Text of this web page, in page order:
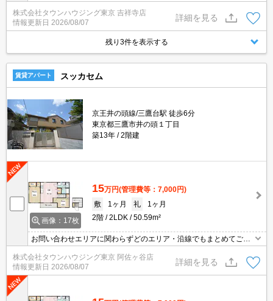
ます♪お気軽にお問合せください！お部屋探しはタウンハウジングま
で☆新着情報毎日更新☆
株式会社タウンハウジング東京 吉祥寺店
情報更新日 2026/08/07
詳細を見る
残り3件を表示する
賃貸アパート スッカセム
京王井の頭線/三鷹台駅 徒歩6分
東京都三鷹市井の頭１丁目
築13年
2階建
画像：17枚
15万円(管理費等：7,000円)
敷
1ヶ月 礼
1ヶ月
2階
2LDK 50.59m²
お問い合わせエリアに関わらずどのエリア・沿線でもまとめてご紹
介可能です！！迷われている場合はますご相談くださいませ。
株式会社タウンハウジング東京 阿佐ヶ谷店
情報更新日 2026/08/07
詳細を見る